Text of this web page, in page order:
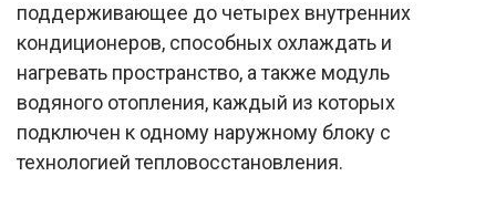
поддерживающее до четырех внутренних
кондиционеров, способных охлаждать и
нагревать пространство, а также модуль
водяного отопления, каждый из которых
подключен к одному наружному блоку с
технологией тепловосстановления.